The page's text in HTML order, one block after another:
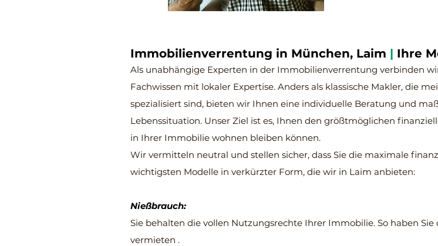
Immobilienverrentung in München, Laim | Ihre
Als unabhängige Experten in der Immobilienverrentung verbinden
Fachwissen mit lokaler Expertise. Anders als klassische Makler, die
spezialisiert sind, bieten wir Ihnen eine individuelle Beratung und
Lebenssituation. Unser Ziel ist es, Ihnen den größtmöglichen
in Ihrer Immobilie wohnen bleiben können.
Wir vermitteln neutral und stellen sicher, dass Sie die maximale
wichtigsten Modelle in verkürzter Form, die wir in Laim anbieten:
Nießbrauch:
Sie behalten die vollen Nutzungsrechte Ihrer Immobilie. So haben
vermieten .